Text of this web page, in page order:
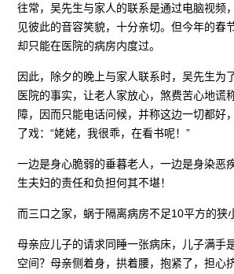
往常，吴先生与家人的联系是通过电脑视频
见彼此的音容笑貌，十分亲切。但今年的春
却只能在医院的病房内度过。
因此，除夕的晚上与家人联系时，吴先生为
医院的事实，让老人家放心，煞费苦心地谎
障，因而只能电话问候，并称这边一切都好
了戏：“姥姥，我很乖，在看书呢！”
一边是身心脆弱的垂暮老人，一边是身染恶
生夫妇的责任和负担何其不堪！
而三口之家，蜗于隔离病房不足10平方的狭
母亲应儿子的请求同睡一张病床，儿子满手
空间？母亲侧着身，拱着腰，抱紧了，担心